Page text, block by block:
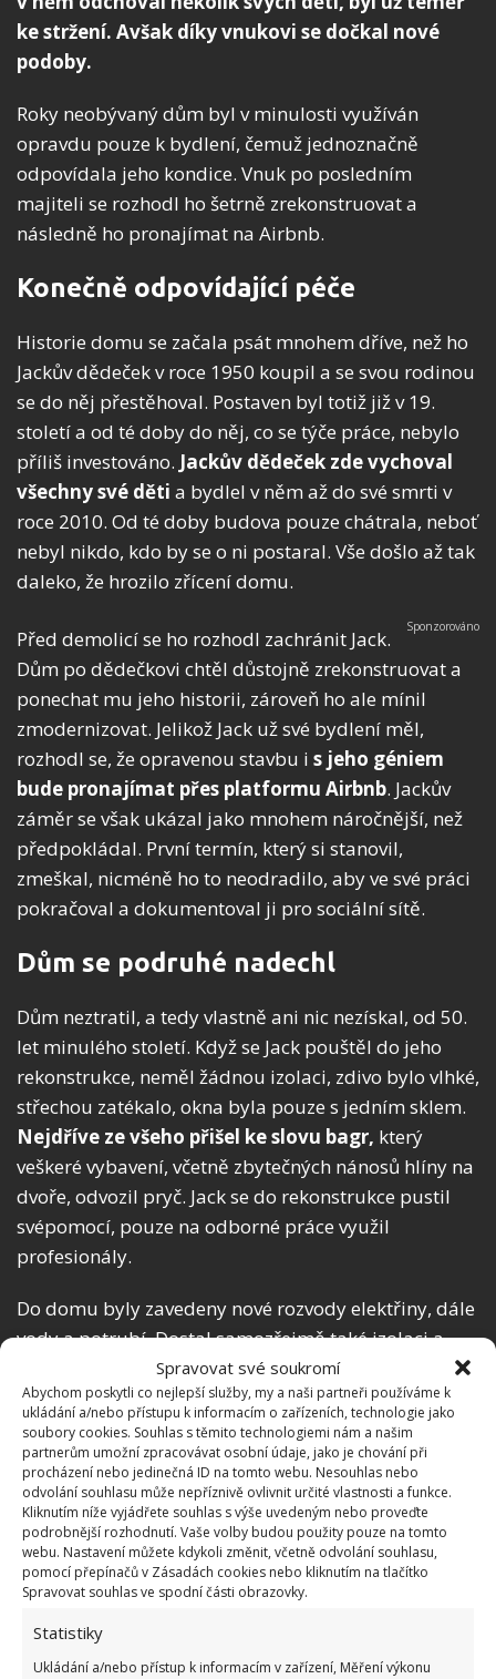
Spravovat své soukromí
Abychom poskytli co nejlepší služby, my a naši partneři používáme k
ukládání a/nebo přístupu k informacím o zařízeních, technologie jako
soubory cookies. Souhlas s těmito technologiemi nám a našim
partnerům umožní zpracovávat osobní údaje, jako je chování při
procházení nebo jedinečná ID na tomto webu. Nesouhlas nebo
odvolání souhlasu může nepříznivě ovlivnit určité vlastnosti a funkce.
Kliknutím níže vyjádřete souhlas s výše uvedeným nebo proveďte
podrobnější rozhodnutí. Vaše volby budou použity pouze na tomto
webu. Nastavení můžete kdykoli změnit, včetně odvolání souhlasu,
pomocí přepínačů v Zásadách cookies nebo kliknutím na tlačítko
Spravovat souhlas ve spodní části obrazovky.
Statistiky
Ukládání a/nebo přístup k informacím v zařízení, Měření výkonu
ke stržení. Avšak díky vnukovi se dočkal nové
podoby.
Roky neobývaný dům byl v minulosti využíván
opravdu pouze k bydlení, čemuž jednoznačně
odpovídala jeho kondice. Vnuk po posledním
majiteli se rozhodl ho šetrně zrekonstruovat a
následně ho pronajímat na Airbnb.
Konečně odpovídající péče
Historie domu se začala psát mnohem dříve, než ho
Jackův dědeček v roce 1950 koupil a se svou rodinou
se do něj přestěhoval. Postaven byl totiž již v 19.
století a od té doby do něj, co se týče práce, nebylo
příliš investováno. Jackův dědeček zde vychoval
všechny své děti a bydlel v něm až do své smrti v
roce 2010. Od té doby budova pouze chátrala, neboť
nebyl nikdo, kdo by se o ni postaral. Vše došlo až tak
daleko, že hrozilo zřícení domu.
Před demolicí se ho rozhodl zachránit Jack.
Dům po dědečkovi chtěl důstojně zrekonstruovat a
ponechat mu jeho historii, zároveň ho ale mínil
zmodernizovat. Jelikož Jack už své bydlení měl,
rozhodl se, že opravenou stavbu i s jeho géniem
bude pronajímat přes platformu Airbnb. Jackův
záměr se však ukázal jako mnohem náročnější, než
předpokládal. První termín, který si stanovil,
zmeškal, nicméně ho to neodradilo, aby ve své práci
pokračoval a dokumentoval ji pro sociální sítě.
Dům se podruhé nadechl
Dům neztratil, a tedy vlastně ani nic nezískal, od 50.
let minulého století. Když se Jack pouštěl do jeho
rekonstrukce, neměl žádnou izolaci, zdivo bylo vlhké,
střechou zatékalo, okna byla pouze s jedním sklem.
Nejdříve ze všeho přišel ke slovu bagr, který
veškeré vybavení, včetně zbytečných nánosů hlíny na
dvoře, odvozil pryč. Jack se do rekonstrukce pustil
svépomocí, pouze na odborné práce využil
profesionály.
Do domu byly zavedeny nové rozvody elektřiny, dále
vody a potrubí. Dostal samozřejmě také izolaci a
Jack také spravil střechu, na kterou
přidal i světlík. Dům celkově velmi prokouknul i
díky novému kabátu – šedou fasádu stříkal Jack
ručně. Původní rozpočet počítal s 25 000 dolary
(necelých 550 000 Kč), rekonstrukce však spolkla
minimálně dalších 5 000 dolarů (téměř 110 000 Kč)
navrch.
Zdroj:Virali